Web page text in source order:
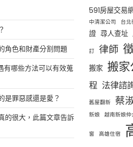
角色和財產分割問題
有哪些方法可以有效蒐
是罪惡感還是愛？
的很大，此篇文章告訴
591房屋交易
中清潔公司
台
證 尋人查址
訂 律師
搬家 搬家
程 法律諮
舊屋翻新 蔡
新娘
越南新娘仲
窗 高雄住宿